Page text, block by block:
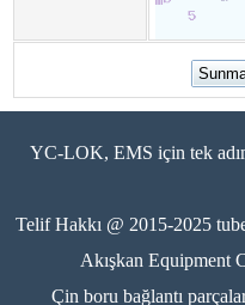
YC-LOK, EMS için tek
Telif Hakkı @ 2015-2025
Akışkan Equipment
Çin boru bağlantı